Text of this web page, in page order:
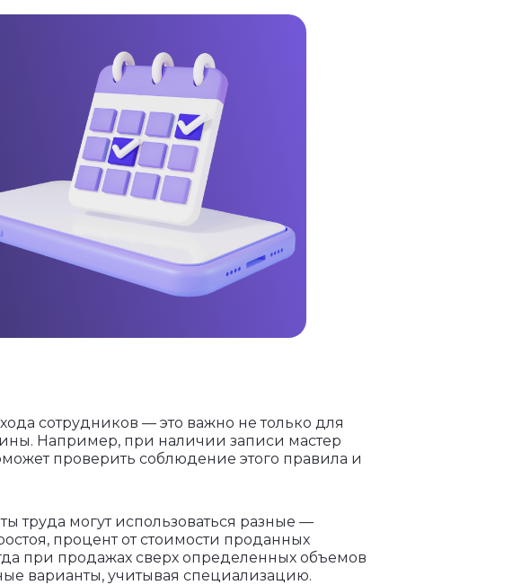
сотрудников — это важно не только для
Например, при наличии записи мастер
проверить соблюдение этого правила и
труда могут использоваться разные —
процент от стоимости проданных
при продажах сверх определенных объемов
варианты, учитывая специализацию.